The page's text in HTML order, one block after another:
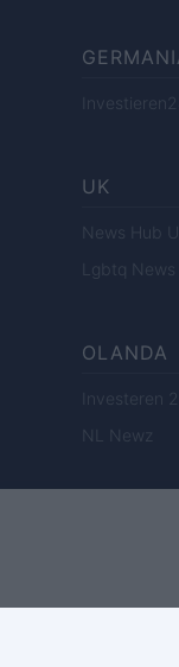
UK
News Hub
Lgbtq News
OLANDA
Investeren
NL Newz